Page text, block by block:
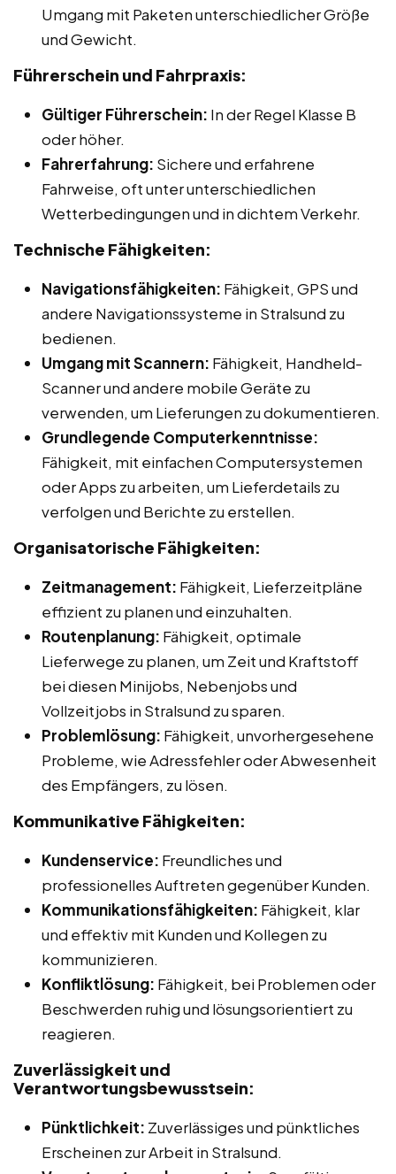
Umgang mit Paketen unterschiedlicher Größe
und Gewicht.
Führerschein und Fahrpraxis:
Gültiger Führerschein: In der Regel Klasse B
oder höher.
Fahrerfahrung: Sichere und erfahrene
Fahrweise, oft unter unterschiedlichen
Wetterbedingungen und in dichtem Verkehr.
Technische Fähigkeiten:
Navigationsfähigkeiten: Fähigkeit, GPS und
andere Navigationssysteme in Stralsund zu
bedienen.
Umgang mit Scannern: Fähigkeit, Handheld-
Scanner und andere mobile Geräte zu
verwenden, um Lieferungen zu dokumentieren.
Grundlegende Computerkenntnisse:
Fähigkeit, mit einfachen Computersystemen
oder Apps zu arbeiten, um Lieferdetails zu
verfolgen und Berichte zu erstellen.
Organisatorische Fähigkeiten:
Zeitmanagement: Fähigkeit, Lieferzeitpläne
effizient zu planen und einzuhalten.
Routenplanung: Fähigkeit, optimale
Lieferwege zu planen, um Zeit und Kraftstoff
bei diesen Minijobs, Nebenjobs und
Vollzeitjobs in Stralsund zu sparen.
Problemlösung: Fähigkeit, unvorhergesehene
Probleme, wie Adressfehler oder Abwesenheit
des Empfängers, zu lösen.
Kommunikative Fähigkeiten:
Kundenservice: Freundliches und
professionelles Auftreten gegenüber Kunden.
Kommunikationsfähigkeiten: Fähigkeit, klar
und effektiv mit Kunden und Kollegen zu
kommunizieren.
Konfliktlösung: Fähigkeit, bei Problemen oder
Beschwerden ruhig und lösungsorientiert zu
reagieren.
Zuverlässigkeit und
Verantwortungsbewusstsein:
Pünktlichkeit: Zuverlässiges und pünktliches
Erscheinen zur Arbeit in Stralsund.